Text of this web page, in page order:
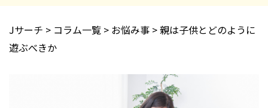
プライバシーポリシー
Jサーチ > コラム一覧 > お悩み事 >親は子供とどのように
遊ぶべきか